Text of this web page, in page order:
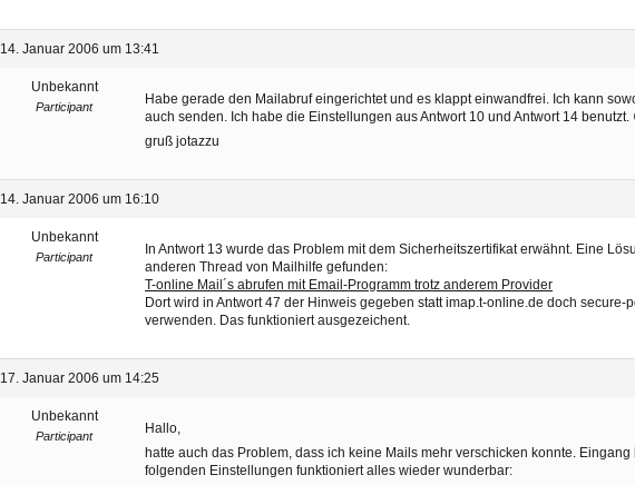
14. Januar 2006 um 13:41
Unbekannt
Participant
Habe gerade den Mailabruf eingerichtet und es klappt einwandfrei. Ich kann
auch senden. Ich habe die Einstellungen aus Antwort 10 und Antwort 14 benutzt.
gruß jotazzu
14. Januar 2006 um 16:10
Unbekannt
Participant
In Antwort 13 wurde das Problem mit dem Sicherheitszertifikat erwähnt. Eine
anderen Thread von Mailhilfe gefunden:
T-online Mail´s abrufen mit Email-Programm trotz anderem Provider
Dort wird in Antwort 47 der Hinweis gegeben statt imap.t-online.de doch secure-
verwenden. Das funktioniert ausgezeichent.
17. Januar 2006 um 14:25
Unbekannt
Participant
Hallo,
hatte auch das Problem, dass ich keine Mails mehr verschicken konnte.
folgenden Einstellungen funktioniert alles wieder wunderbar: